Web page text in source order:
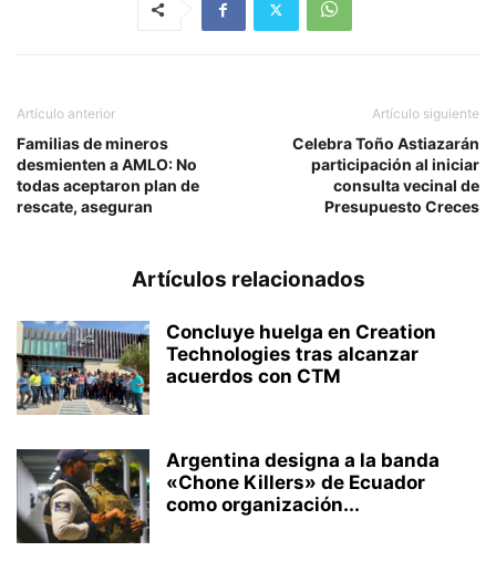
Artículo anterior
Familias de mineros
desmienten a AMLO: No
todas aceptaron plan de
rescate, aseguran
Artículo siguiente
Celebra Toño Astiazarán
participación al iniciar
consulta vecinal de
Presupuesto Creces
Artículos relacionados
Concluye huelga en Creation
Technologies tras alcanzar
acuerdos con CTM
Argentina designa a la banda
«Chone Killers» de Ecuador
como organización...